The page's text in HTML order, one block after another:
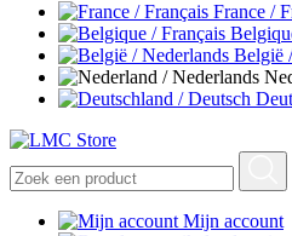
France /
België
Mijn account